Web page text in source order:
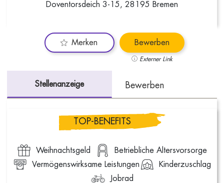
Doventorsdeich 3-15, 28195 Bremen
Merken Bewerben
Externer Link
Stellenanzeige Bewerben
TOP-BENEFITS
Weihnachtsgeld
Betriebliche Altersvorsorge
Vermögenswirksame Leistungen
Kinderzuschlag
Jobrad